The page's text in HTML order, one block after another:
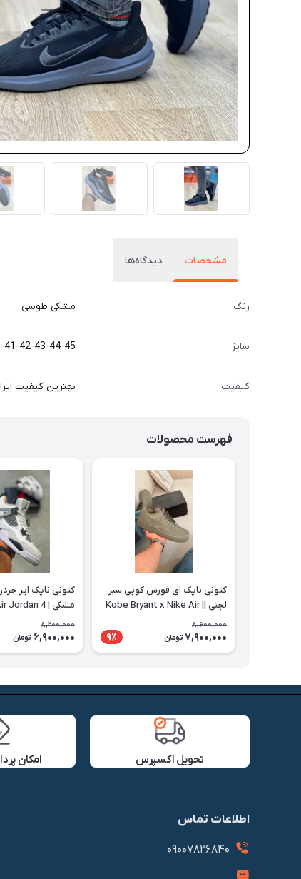
مشخصات دیدگاه‌ها
رنگ مشکی طوسی
سایز 41-42-43-44-45
کیفیت بهترین کیفیت
فهرست محصولات
کتونی نایک ای فورس کوبی سبز
لجنی || Kobe Bryant x Nike Air
Force 1
8,600,000
7,900,000 تومان 9٪
مشکی | Nike Air Jordan 4
8,200,000
6,900,000 تومان
تحویل اکسپرس امکان
اطلاعات تماس
09007826840